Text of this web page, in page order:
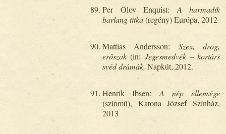
Per Olov Enquist: A harmadik
barlang titka(regény) Európa, 2012
Mattias Andersson: Szex, drog,
erőszak (in: Jegesmedvék – kortárs
svéd drámák, Napkút, 2012.
Henrik Ibsen: A nép ellensége
(színmű), Katona József Színház,
2013